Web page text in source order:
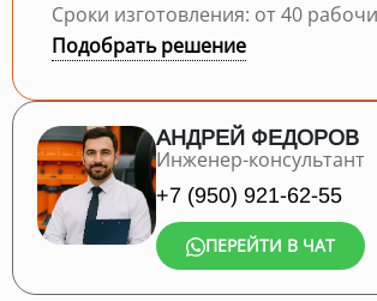
Сроки изготовления: от 40
Подобрать решение
АНДРЕЙ ФЕДОРОВ
Инженер-консультант
+7 (950) 921-62-55
ПЕРЕЙТИ В ЧАТ